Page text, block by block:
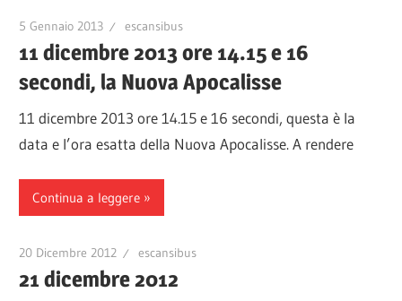
5 Gennaio 2013 escansibus
11 dicembre 2013 ore 14.15 e 16
secondi, la Nuova Apocalisse
11 dicembre 2013 ore 14.15 e 16 secondi, questa è la
data e l’ora esatta della Nuova Apocalisse. A rendere
Continua a leggere
20 Dicembre 2012 escansibus
21 dicembre 2012